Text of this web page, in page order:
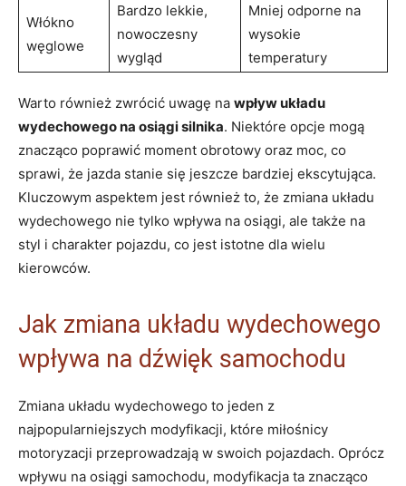
Włókno
węglowe
Bardzo lekkie,
nowoczesny
wygląd
Mniej odporne na
wysokie
temperatury
Warto również zwrócić uwagę na wpływ układu
wydechowego na osiągi silnika. Niektóre opcje mogą
znacząco poprawić moment obrotowy oraz moc, co
sprawi, że jazda stanie się jeszcze bardziej ekscytująca.
Kluczowym aspektem jest również to, że zmiana układu
wydechowego nie tylko wpływa na osiągi, ale także na
styl i charakter pojazdu, co jest istotne dla wielu
kierowców.
Jak zmiana układu wydechowego
wpływa na dźwięk samochodu
Zmiana układu wydechowego to jeden z
najpopularniejszych modyfikacji, które miłośnicy
motoryzacji przeprowadzają w swoich pojazdach. Oprócz
wpływu na osiągi samochodu, modyfikacja ta znacząco